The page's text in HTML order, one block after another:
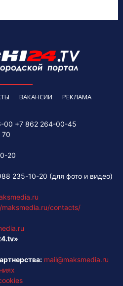
ВАКАНСИИ РЕКЛАМА
00 +7 862 264-00-45
70
20
235-10-20 (для фото и видео)
contacts/
mail@maksmedia.ru